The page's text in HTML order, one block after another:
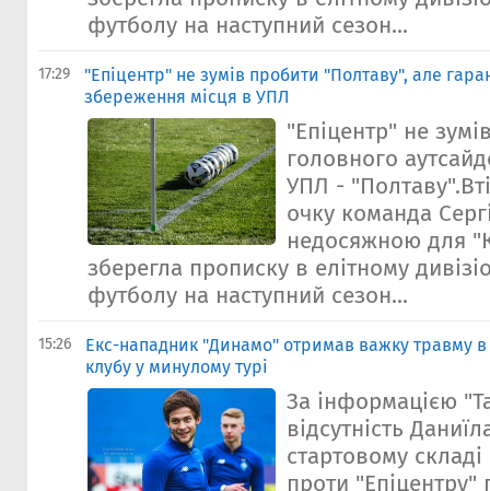
футболу на наступний сезон...
17:29
"Епіцентр" не зумів пробити "Полтаву", але
збереження місця в УПЛ
"Епіцентр" не
головного
УПЛ -
очку команда
недосяжною для
зберегла прописку в елітному
футболу на наступний сезон...
15:26
Екс-нападник "Динамо" отримав важку травму в
клубу у минулому турі
За інформацією
відсутність
стартовому
проти